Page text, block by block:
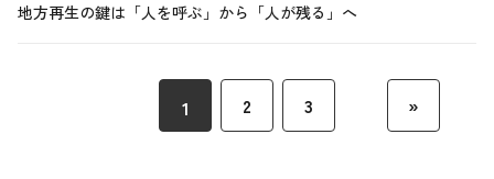
地方再生の鍵は「人を呼ぶ」から「人が残る」へ
1 2 3 »